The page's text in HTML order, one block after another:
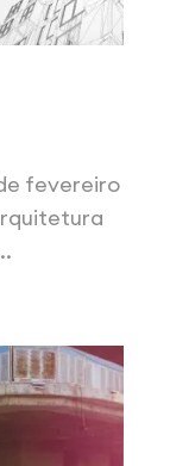
fevereiro